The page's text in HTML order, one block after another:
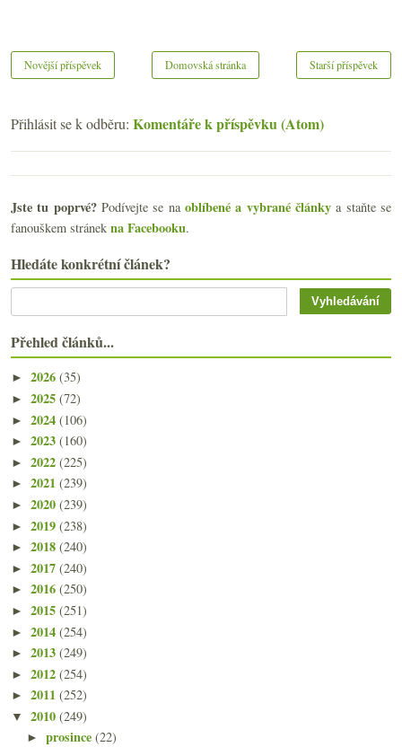
Novější příspěvek Starší příspěvek
Domovská stránka
Přihlásit se k odběru: Komentáře k příspěvku (Atom)
Jste tu poprvé?Podívejte se naoblíbené a vybrané články a staňte se
fanouškem stránek na Facebooku.
Hledáte konkrétní článek?
Přehled článků...
► 2026 (35)
► 2025 (72)
► 2024 (106)
► 2023 (160)
► 2022 (225)
► 2021 (239)
► 2020 (239)
► 2019 (238)
► 2018 (240)
► 2017 (240)
► 2016 (250)
► 2015 (251)
► 2014 (254)
► 2013 (249)
► 2012 (254)
► 2011 (252)
▼ 2010 (249)
►prosince(22)